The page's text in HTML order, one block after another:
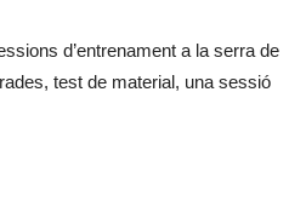
d’entrenament a la serra de
test de material, una sessió